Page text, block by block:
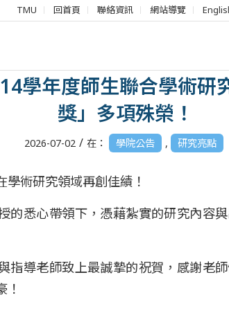
TMU 回首頁 聯絡資訊 網站導覽
系學生榮獲「114年國科
學年度師生聯合學術研
獎」多項殊榮！
2026-07-02 / 在： 學院公告 , 研究亮點
術研究領域再創佳績！
的悉心帶領下，憑藉紮實的研究內容
指導老師致上最誠摯的祝賀，感謝老
！